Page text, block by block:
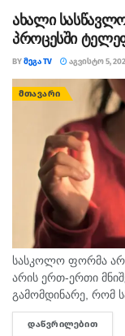
ქვეყნების
მონაცემებზე
პერიოდში
რუსეთიდან
დაახლოებით
არაბთა
ახალი
პროცესში
BYᲛᲔᲒᲐ TV ᲐᲒᲕᲘᲡᲢᲝ 5,
ᲛᲗᲐᲕᲐᲠᲘ
სასკოლო ფორმა არ
არის ერთ-ერთი
გამომდინარე, რომ
თანასწორობაზე,
სწავლის ხარისხის
ᲓᲐᲬᲕᲠᲘᲚᲔᲑᲘᲗ